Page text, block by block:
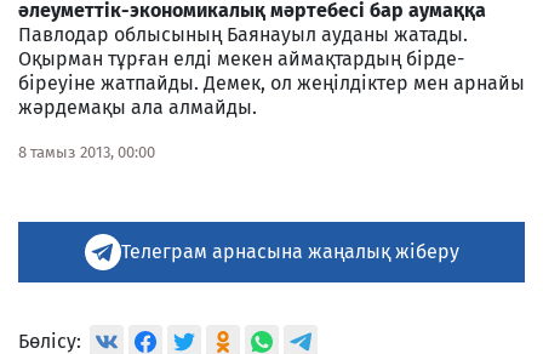
әлеуметтiк-экономикалық мәртебесi бар аумаққа
Павлодар облысының Баянауыл ауданы жатады.
Оқырман тұрған елді мекен аймақтардың бірде-
біреуіне жатпайды. Демек, ол жеңілдіктер мен арнайы
жәрдемақы ала алмайды.
8 тамыз 2013, 00:00
Телеграм арнасына жаңалық жіберу
Бөлісу: